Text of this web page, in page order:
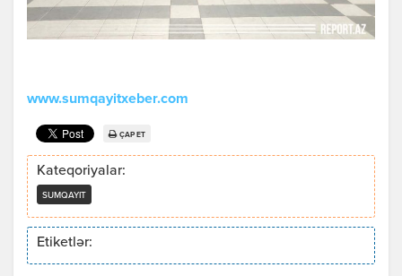
www.sumqayitxeber.com
ÇAP ET
Kateqoriyalar:
SUMQAYIT
Etiketlər: